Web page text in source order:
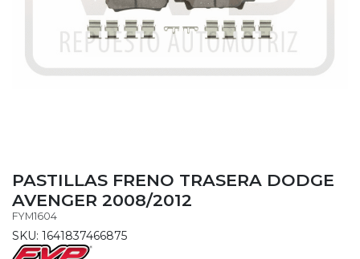
PASTILLAS FRENO TRASERA DODGE
AVENGER 2008/2012
FYM1604
SKU: 1641837466875